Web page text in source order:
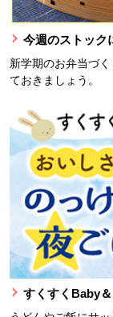
今週のストック
新学期のお弁当づ
ておきましょう。
すくすくBaby